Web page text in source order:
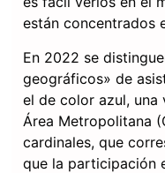
están concentrados
En 2022 se
geográficos» de
el de color azul, una
Área Metropolitana
cardinales, que
que la participación